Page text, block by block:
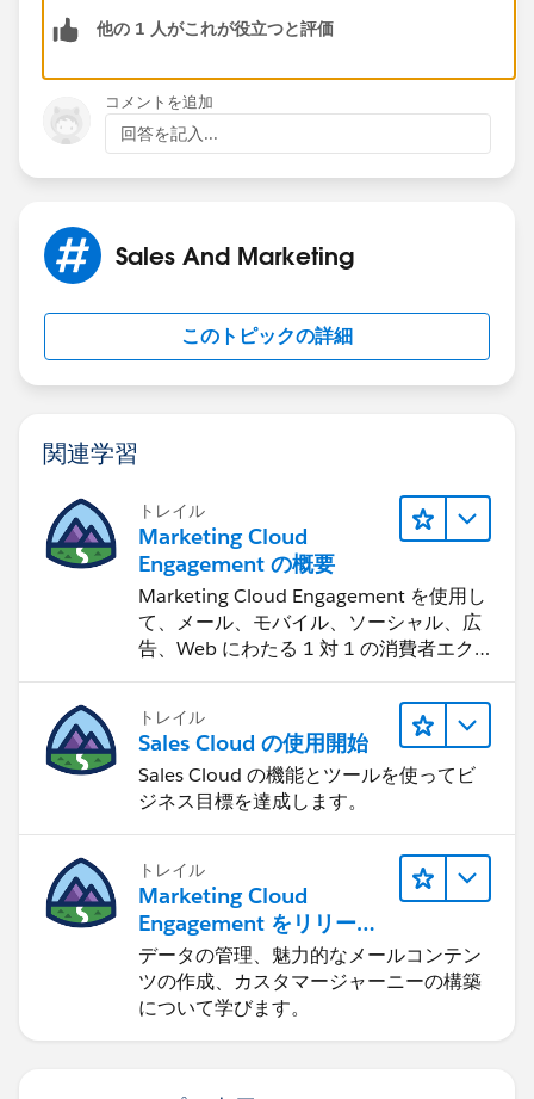
他の 1 人がこれが役立つと評価
コメントを追加
回答を記入...
Sales And Marketing
このトピックの詳細
関連学習
トレイル
Marketing Cloud
Engagement の概要
Marketing Cloud Engagement を使用し
て、メール、モバイル、ソーシャル、広
告、Web にわたる 1 対 1 の消費者エク
トレイル
Sales Cloud の使用開始
Sales Cloud の機能とツールを使ってビ
ジネス目標を達成します。
トレイル
Marketing Cloud
Engagement をリリース
する
データの管理、魅力的なメールコンテン
ツの作成、カスタマージャーニーの構築
について学びます。